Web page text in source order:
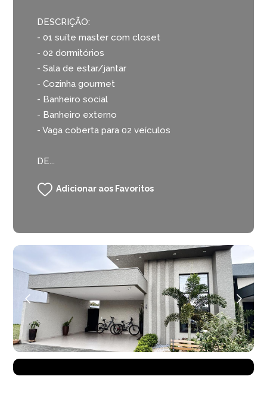
DESCRIÇÃO:
- 01 suíte master com closet
- 02 dormitórios
- Sala de estar/jantar
- Cozinha gourmet
- Banheiro social
- Banheiro externo
- Vaga coberta para 02 veículos
DE...
Adicionar aos Favoritos